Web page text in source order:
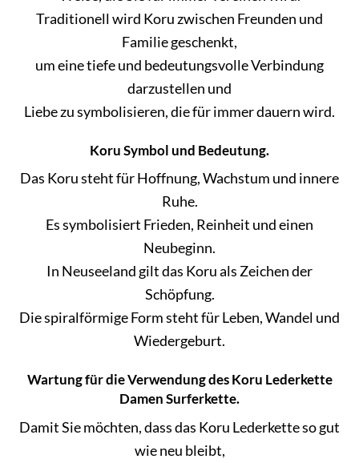
Traditionell wird Koru zwischen Freunden und
Familie geschenkt,
um eine tiefe und bedeutungsvolle Verbindung
darzustellen und
Liebe zu symbolisieren, die für immer dauern wird.
Koru Symbol und Bedeutung.
Das Koru steht für Hoffnung, Wachstum und innere
Ruhe.
Es symbolisiert Frieden, Reinheit und einen
Neubeginn.
In Neuseeland gilt das Koru als Zeichen der
Schöpfung.
Die spiralförmige Form steht für Leben, Wandel und
Wiedergeburt.
Wartung für die Verwendung des Koru Lederkette
Damen Surferkette.
Damit Sie möchten, dass das Koru Lederkette so gut
wie neu bleibt,